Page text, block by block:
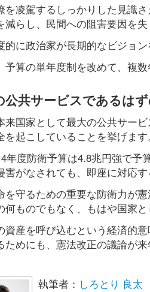
を凌駕するしっかりした見識
減らし、民間への阻害要因を失
的に政治家が長期的なビジョ
予算の単年度制を改めて、複
共サービスであるは
来国家として最大の公共サー
を起こしていることを挙げます
年度防衛予算は4.8兆円強で
害がなされても、即座に対応
を守るための重要な防衛力が
何ものでもなく、もはや国家
資産を呼び込むという経済的
ためにも、憲法改正の議論が
執筆者： しろとり 良太